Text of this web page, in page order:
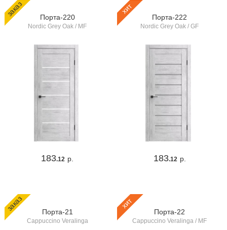
заказ Порта-220
Nordic Grey Oak / MF
183.12 р.
хит
Порта-222
Nordic Grey Oak / GF
183.12 р.
заказ Порта-21
Cappuccino Veralinga
хит
Порта-22
Cappuccino Veralinga / MF